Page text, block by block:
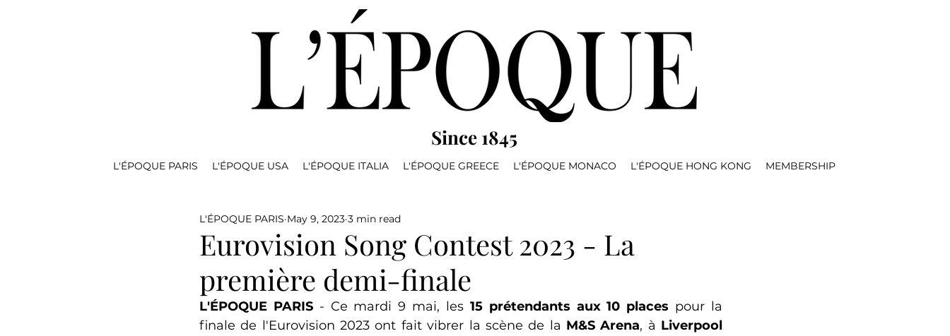
Since 1845
L'ÉPOQUE PARIS L'ÉPOQUE USA L'ÉPOQUE ITALIA L'ÉPOQUE GREECE L'ÉPOQUE MONACO L'ÉPOQUE HONG KONG MEMBERSHIP
Eurovision Song Contest 2023 - La
première demi-finale
L'ÉPOQUE PARIS May 9, 2023 3 min read
L'ÉPOQUE PARIS - Ce mardi 9 mai, les 15 prétendants aux 10 places pour la
finale de l'Eurovision 2023 ont fait vibrer la scène de la M&S Arena, à Liverpool